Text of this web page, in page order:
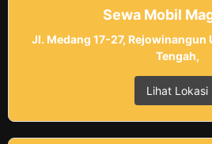
Sewa Mobil
Jl. Medang 17-27, Rejowinangun
Tengah,
Lihat Lokasi